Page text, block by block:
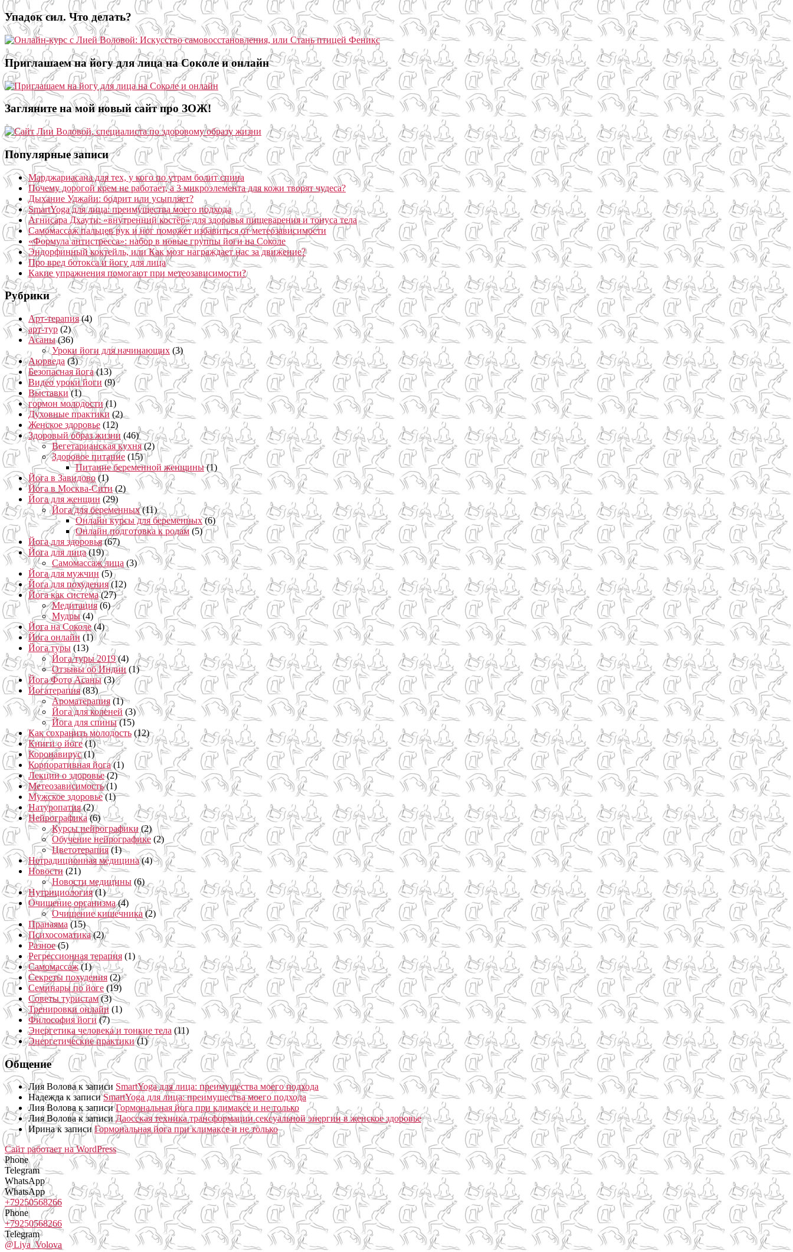
Упадок сил. Что делать?
Приглашаем на йогу для лица на Соколе и онлайн
Загляните на мой новый сайт про ЗОЖ!
Популярные записи
Марджариасана для тех, у кого по утрам болит спина
Почему дорогой крем не работает, а 3 микроэлемента для кожи творят чудеса?
Дыхание Уджайи: бодрит или усыпляет?
SmartYoga для лица: преимущества моего подхода
Агнисара Дхаути: «внутренний костёр» для здоровья пищеварения и тонуса тела
Самомассаж пальцев рук и ног поможет избавиться от метеозависимости
«Формула антистресса»: набор в новые группы йоги на Соколе
Эндорфинный коктейль, или Как мозг награждает нас за движение?
Про вред ботокса и йогу для лица
Какие упражнения помогают при метеозависимости?
Рубрики
Арт-терапия(4)
арт-тур (2)
Асаны(36)
Уроки йоги для начинающих (3)
Аюрведа (3)
Безопасная йога(13)
Видео уроки йоги (9)
Выставки(1)
гормон молодости(1)
Духовные практики (2)
Женское здоровье (12)
Здоровый образ жизни (46)
Вегетарианская кухня(2)
Здоровое питание (15)
Питание беременной женщины(1)
Йога в Завидово (1)
Йога в Москва-Сити(2)
Йога для женщин (29)
Йога для беременных(11)
Онлайн курсы для беременных(6)
Онлайн подготовка к родам (5)
Йога для здоровья(67)
Йога для лица(19)
Самомассаж лица (3)
Йога для мужчин (5)
Йога для похудения(12)
Йога как система(27)
Медитация(6)
Мудры(4)
Йога на Соколе(4)
Йога онлайн (1)
Йога туры (13)
Йога туры 2019(4)
Отзывы об Индии (1)
Йога Фото Асаны(3)
Йогатерапия(83)
Ароматерапия (1)
Йога для коленей (3)
Йога для спины(15)
Как сохранить молодость (12)
Книги о йоге(1)
Коронавирус(1)
Корпоративная йога(1)
Лекции о здоровье(2)
Метеозависимость(1)
Мужское здоровье(1)
Натуропатия(2)
Нейрографика(6)
Курсы нейрографики(2)
Обучение нейрографике (2)
Цветотерапия(1)
Нетрадиционная медицина(4)
Новости(21)
Новости медицины (6)
Нутрициология(1)
Очищение организма(4)
Очищение кишечника (2)
Пранаяма (15)
Психосоматика(2)
Разное(5)
Регрессионная терапия (1)
Самомассаж(1)
Секреты похудения (2)
Семинары по йоге (19)
Советы туристам(3)
Тренировки онлайн (1)
Философия йоги(7)
Энергетика человека и тонкие тела (11)
Энергетические практики(1)
Общение
Лия Воловак записи SmartYoga для лица: преимущества моего подхода
Надежда к записиSmartYoga для лица: преимущества моего подхода
Лия Волова к записиГормональная йога при климаксе и не только
Лия Воловак записиДаосская техника трансформации сексуальной энергии в женское здоровье
Иринак записиГормональная йога при климаксе и не только
Сайт работает на WordPress
Phone
Telegram
WhatsApp
WhatsApp
+79250568266
Phone
+79250568266
Telegram
@Liya_Volova